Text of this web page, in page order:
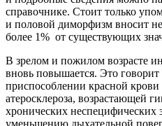
справочнике. Стоит только
и половой диморфизм вносит
более 1% от существующих
В зрелом и пожилом возрасте
вновь повышается. Это
приспособлении красной
атеросклероза, возрастающей
хронических неспецифических